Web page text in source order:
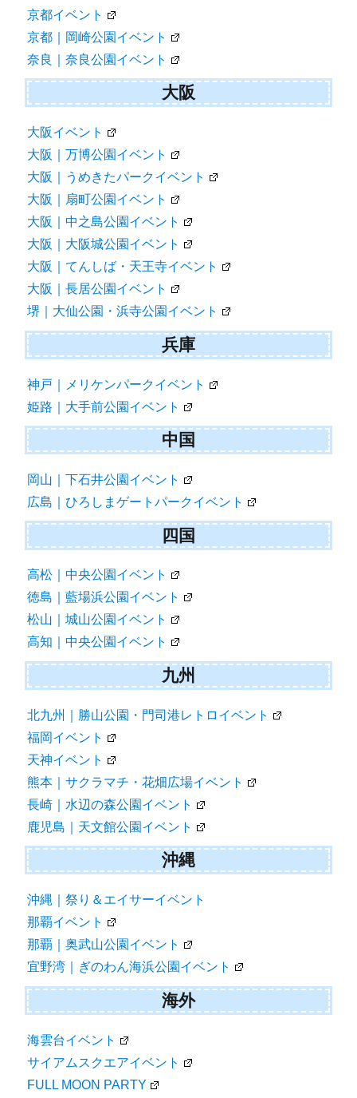
京都イベント
京都｜岡崎公園イベント
奈良｜奈良公園イベント
大阪
大阪イベント
大阪｜万博公園イベント
大阪｜うめきたパークイベント
大阪｜扇町公園イベント
大阪｜中之島公園イベント
大阪｜大阪城公園イベント
大阪｜てんしば・天王寺イベント
大阪｜長居公園イベント
堺｜大仙公園・浜寺公園イベント
兵庫
神戸｜メリケンパークイベント
姫路｜大手前公園イベント
中国
岡山｜下石井公園イベント
広島｜ひろしまゲートパークイベント
四国
高松｜中央公園イベント
徳島｜藍場浜公園イベント
松山｜城山公園イベント
高知｜中央公園イベント
九州
北九州｜勝山公園・門司港レトロイベント
福岡イベント
天神イベント
熊本｜サクラマチ・花畑広場イベント
長崎｜水辺の森公園イベント
鹿児島｜天文館公園イベント
沖縄
沖縄｜祭り＆エイサーイベント
那覇イベント
那覇｜奥武山公園イベント
宜野湾｜ぎのわん海浜公園イベント
海外
海雲台イベント
サイアムスクエアイベント
FULL MOON PARTY